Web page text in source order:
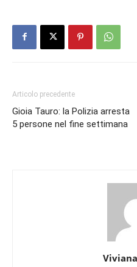
Articolo precedente
Gioia Tauro: la Polizia arresta
5 persone nel fine settimana